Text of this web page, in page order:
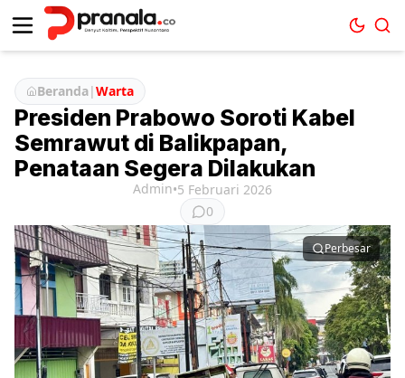
Beranda|Warta
Presiden Prabowo Soroti Kabel
Semrawut di Balikpapan,
Penataan Segera Dilakukan
Admin•5 Februari 2026
0
Perbesar